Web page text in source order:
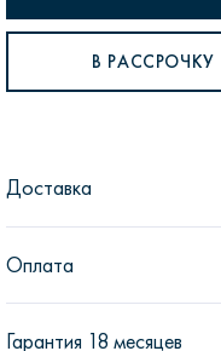
В РАССРОЧКУ
Доставка
Оплата
Гарантия 18 месяцев